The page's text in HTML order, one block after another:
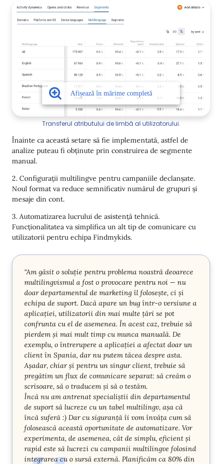
Transferul atributului de limbă al utilizatorului.
Înainte ca această setare să fie implementată, astfel de
analize puteau fi obținute prin construirea de segmente
manual.
2. Configurații multilingve pentru campaniile declanșate.
Noul format va reduce semnificativ numărul de grupuri și
mesaje din cont.
3. Automatizarea lucrului de asistență tehnică.
Funcționalitatea va simplifica un alt tip de comunicare cu
utilizatorii pentru echipa Findmykids.
“Am găsit o soluție pentru problema noastră deoarece
multilingvismul a fost o provocare pentru noi — nu
doar departamentul de marketing îl folosește, ci și
echipa de suport. Dacă apare un bug într-o versiune a
aplicației, utilizatorii din mai multe țări se pot
confrunta cu el de asemenea. În acest caz, trebuie să
pierdem și mai mult timp cu munca manuală. De
exemplu, o întrerupere a aplicației a afectat doar un
client în Spania, dar nu putem tăcea despre asta.
Așadar, chiar și pentru un singur client, trebuie să
pregătim un flux de comunicare separat: să creăm o
scrisoare, să o traducem și să o testăm.
Încă nu am antrenat specialiștii din departamentul
de suport să lucreze cu un tabel multilingv, așa că
încă suferă :) Dar cu siguranță îi vom învăța cum să
folosească această oportunitate de automatizare. Vor
experimenta, de asemenea, cât de simplu, eficient și
rapid este să lucrezi cu campanii multilingve folosind
integrarea cu o sursă externă. Planificăm ca 80% din